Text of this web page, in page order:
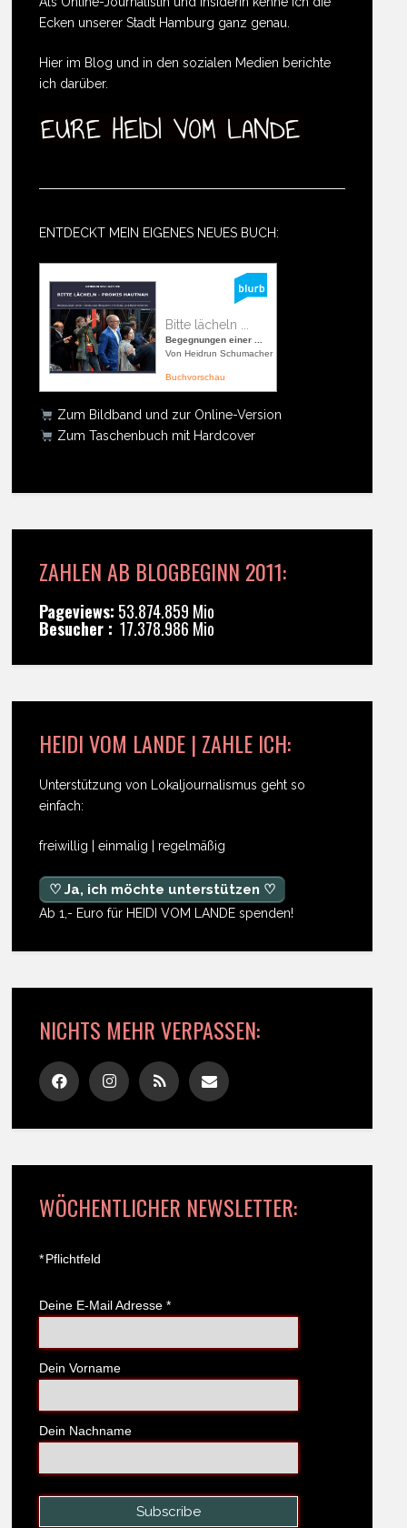
Ecken unserer Stadt Hamburg ganz genau.
Hier im Blog und in den sozialen Medien berichte
ich darüber.
ENTDECKT MEIN EIGENES NEUES BUCH:
Bitte lächeln ...
Begegnungen einer ...
Von Heidrun Schumacher
Buchvorschau
Zum Bildband und zur Online-Version
Zum Taschenbuch mit Hardcover
ZAHLEN AB BLOGBEGINN 2011:
Pageviews: 53.874.859 Mio
Besucher : 17.378.986 Mio
HEIDI VOM LANDE | ZAHLE ICH:
Unterstützung von Lokaljournalismus geht so
einfach:
freiwillig | einmalig | regelmäßig
♡ Ja, ich möchte unterstützen ♡
Ab 1,- Euro für HEIDI VOM LANDE spenden!
NICHTS MEHR VERPASSEN:
WÖCHENTLICHER NEWSLETTER:
*Pflichtfeld
Deine E-Mail Adresse *
Dein Vorname
Dein Nachname